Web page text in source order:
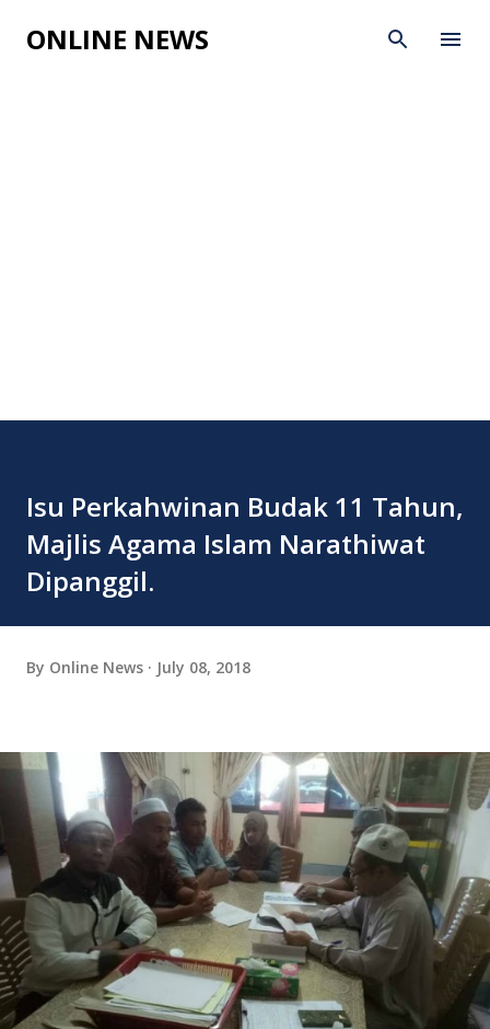
Skip to main content
ONLINE NEWS
Isu Perkahwinan Budak 11 Tahun,
Majlis Agama Islam Narathiwat
Dipanggil.
By Online News July 08, 2018